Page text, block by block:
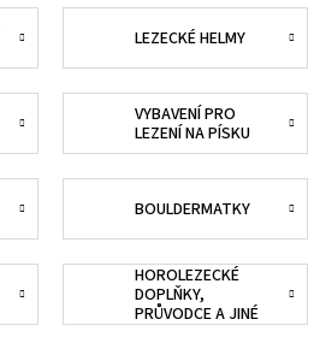
LEZECKÉ HELMY
VYBAVENÍ PRO
LEZENÍ NA PÍSKU
BOULDERMATKY
HOROLEZECKÉ
DOPLŇKY,
PRŮVODCE A JINÉ